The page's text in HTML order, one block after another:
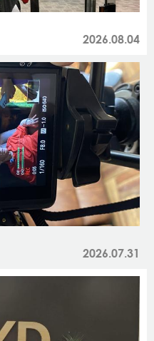
2026.08.04
2026.07.31